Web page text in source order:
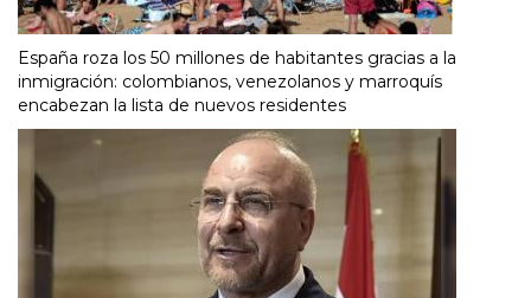
España roza los 50 millones de habitantes gracias a la
inmigración: colombianos, venezolanos y marroquís
encabezan la lista de nuevos residentes